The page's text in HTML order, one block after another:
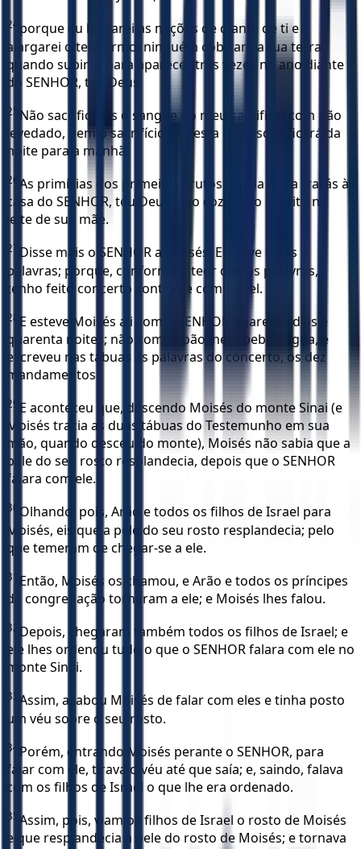
24 porque eu lançarei as nações de diante de ti e
alargarei o teu termo; ninguém cobiçará a tua terra,
quando subires para aparecer três vezes no ano diante
do SENHOR, teu Deus.
25 Não sacrificarás o sangue do meu sacrifício com pão
levedado, nem o sacrifício da Festa da Páscoa ficará da
noite para a manhã.
26 As primícias dos primeiros frutos da tua terra trarás à
casa do SENHOR, teu Deus; não cozerás o cabrito no
leite de sua mãe.
27 Disse mais o SENHOR a Moisés: Escreve estas
palavras; porque, conforme o teor destas palavras,
tenho feito concerto contigo e com Israel.
28 E esteve Moisés ali com o SENHOR quarenta dias e
quarenta noites; não comeu pão, nem bebeu água, e
escreveu nas tábuas as palavras do concerto, os dez
mandamentos.
29 E aconteceu que, descendo Moisés do monte Sinai (e
Moisés trazia as duas tábuas do Testemunho em sua
mão, quando desceu do monte), Moisés não sabia que a
pele do seu rosto resplandecia, depois que o SENHOR
falara com ele.
30 Olhando, pois, Arão e todos os filhos de Israel para
Moisés, eis que a pele do seu rosto resplandecia; pelo
que temeram de chegar-se a ele.
31
Então, Moisés os chamou, e Arão e todos os príncipes
da congregação tornaram a ele; e Moisés lhes falou.
32 Depois, chegaram também todos os filhos de Israel; e
ele lhes ordenou tudo o que o SENHOR falara com ele no
monte Sinai.
33 Assim, acabou Moisés de falar com eles e tinha posto
um véu sobre o seu rosto.
34 Porém, entrando Moisés perante o SENHOR, para
falar com ele, tirava o véu até que saía; e, saindo, falava
com os filhos de Israel o que lhe era ordenado.
35 Assim, pois, viam os filhos de Israel o rosto de Moisés
e que resplandecia a pele do rosto de Moisés; e tornava